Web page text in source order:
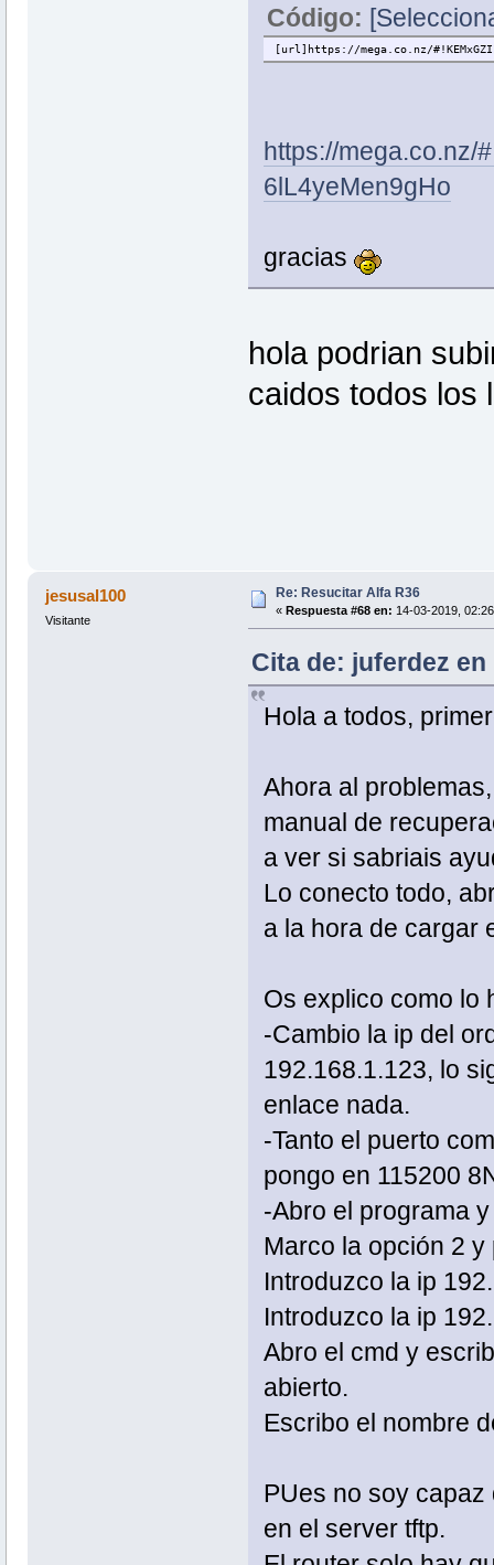
Código:
[url]https://mega.co.nz/
https://mega.co.nz/
6lL4yeMen9gHo
gracias
hola podrian
caidos todos los
jesusal100
Visitante
Re: Resucitar Alfa R36
« Respuesta #68 en: 14-03-2019,
Cita de: juferdez en
Hola a todos,
Ahora al
manual de
a ver si sabriais
Lo conecto todo,
a la hora de cargar
Os explico como lo
-Cambio la ip del
192.168.1.123, lo
enlace nada.
-Tanto el puerto
pongo en 115200
-Abro el programa
Marco la opción 2 y
Introduzco la ip
Introduzco la ip
Abro el cmd y
abierto.
Escribo el nombre
PUes no soy
en el server tftp.